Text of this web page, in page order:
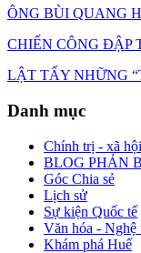
ÔNG BÙI QUANG
CHIẾN CÔNG ĐẬP
LẬT TẨY NHỮNG
Danh mục
Chính trị - xã hội
BLOG PHẢN
Góc Chia sẻ
Lịch sử
Sự kiện Quốc tế
Văn hóa - Nghệ
Khám phá Huế